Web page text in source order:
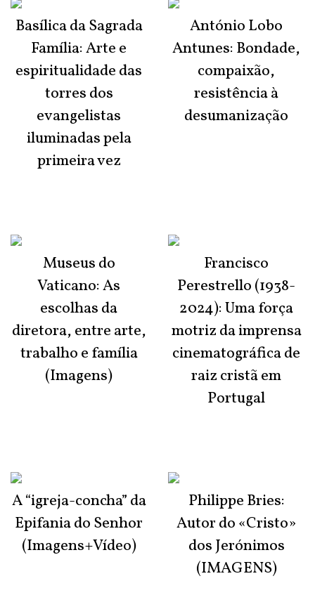
Basílica da Sagrada
Família: Arte e
espiritualidade das
torres dos
evangelistas
iluminadas pela
primeira vez
Museus do
Vaticano: As
escolhas da
diretora, entre arte,
trabalho e família
(Imagens)
A “igreja-concha” da
Epifania do Senhor
(Imagens+Vídeo)
António Lobo
Antunes: Bondade,
compaixão,
resistência à
desumanização
Francisco
Perestrello (1938-
2024): Uma força
motriz da imprensa
cinematográfica de
raiz cristã em
Portugal
Philippe Bries:
Autor do «Cristo»
dos Jerónimos
(IMAGENS)